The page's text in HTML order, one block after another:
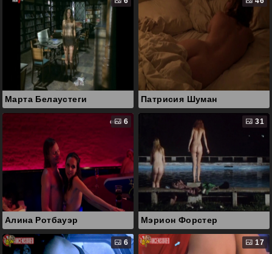
Марта Белаустеги Патрисия Шуман
6
Алина Ротбауэр
31
Мэрион Форстер
6 17